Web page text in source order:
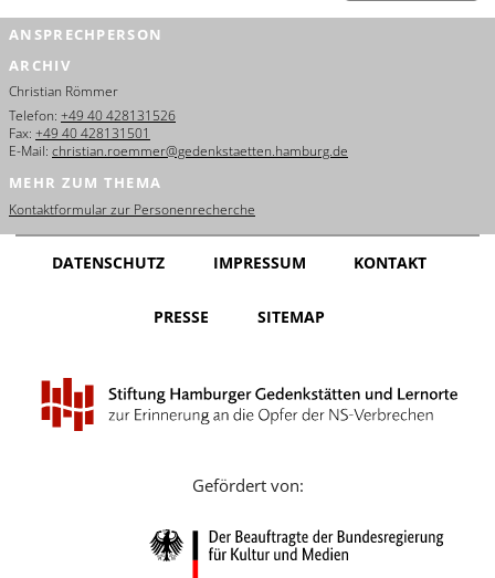
Français
Dansk
Español
Nederlands
Português
Русский
ANSPRECHPERSON
ARCHIV
Christian Römmer
Telefon: +49 40 428131526
Fax: +49 40 428131501
E-Mail: christian.roemmer@gedenkstaetten.hamburg.de
MEHR ZUM THEMA
Kontaktformular zur Personenrecherche
DATENSCHUTZ IMPRESSUM KONTAKT
PRESSE SITEMAP
Gefördert von: